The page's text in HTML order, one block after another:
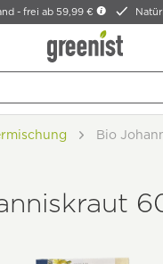
-frei ab 59,99 €
Bio